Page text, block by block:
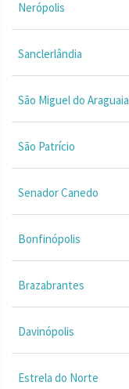
Nerópolis
Sanclerlândia
São Miguel do Araguaia
São Patrício
Senador Canedo
Bonfinópolis
Brazabrantes
Davinópolis
Estrela do Norte